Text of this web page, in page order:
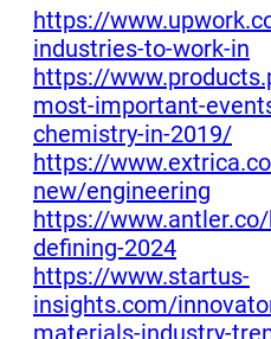
https://
industries-to-work-in
https://
most-important-
chemistry-in-2019/
https://
new/engineering
https://
defining-2024
https://www.startus-
insights.com/
materials-industry-